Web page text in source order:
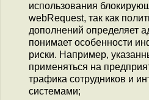
использования
webRequest, так как
дополнений определяет
понимает особенности
риски. Например,
применяться на
трафика сотрудников и
системами;